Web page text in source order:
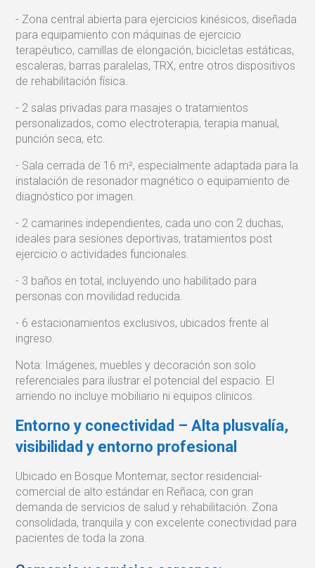
- Zona central abierta para ejercicios kinésicos, diseñada
para equipamiento con máquinas de ejercicio
terapéutico, camillas de elongación, bicicletas estáticas,
escaleras, barras paralelas, TRX, entre otros dispositivos
de rehabilitación física.
- 2 salas privadas para masajes o tratamientos
personalizados, como electroterapia, terapia manual,
punción seca, etc.
- Sala cerrada de 16 m², especialmente adaptada para la
instalación de resonador magnético o equipamiento de
diagnóstico por imagen.
- 2 camarines independientes, cada uno con 2 duchas,
ideales para sesiones deportivas, tratamientos post
ejercicio o actividades funcionales.
- 3 baños en total, incluyendo uno habilitado para
personas con movilidad reducida.
- 6 estacionamientos exclusivos, ubicados frente al
ingreso.
Nota: Imágenes, muebles y decoración son solo
referenciales para ilustrar el potencial del espacio. El
arriendo no incluye mobiliario ni equipos clínicos.
Entorno y conectividad – Alta plusvalía,
visibilidad y entorno profesional
Ubicado en Bosque Montemar, sector residencial-
comercial de alto estándar en Reñaca, con gran
demanda de servicios de salud y rehabilitación. Zona
consolidada, tranquila y con excelente conectividad para
pacientes de toda la zona.